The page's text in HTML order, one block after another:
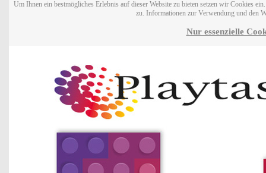
Um Ihnen ein bestmögliches Erlebnis auf dieser Website zu bieten setzen wir Cookies
zu. Informationen zur Verwendung und den
Nur essenzielle